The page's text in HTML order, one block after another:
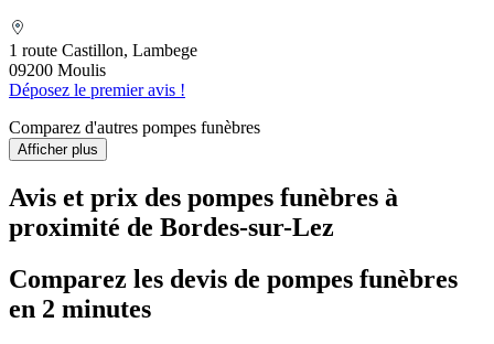
1 route Castillon, Lambege
09200 Moulis
Déposez le premier avis !
Comparez d'autres pompes funèbres
Afficher plus
Avis et prix des pompes funèbres à
proximité de Bordes-sur-Lez
Comparez les devis de pompes funèbres
en 2 minutes